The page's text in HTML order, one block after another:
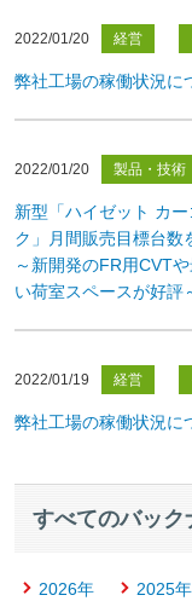
2022/01/20 経営
弊社工場の稼働状況に
2022/01/20 製品・技術
新型「ハイゼット カ
ク」月間販売目標台数
～新開発のFR用CVT
い荷室スペースが好評
2022/01/19 経営
弊社工場の稼働状況に
すべてのバック
2026年 2025年